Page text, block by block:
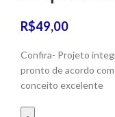
R$49,00
Confira- Projeto
pronto de acordo
conceito excelente